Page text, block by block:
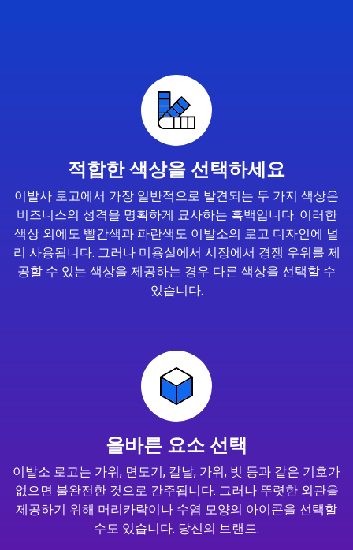
적합한 색상을 선택하세요
이발사 로고에서 가장 일반적으로 발견되는 두 가지 색상은
비즈니스의 성격을 명확하게 묘사하는 흑백입니다. 이러한
색상 외에도 빨간색과 파란색도 이발소의 로고 디자인에 널
리 사용됩니다. 그러나 미용실에서 시장에서 경쟁 우위를 제
공할 수 있는 색상을 제공하는 경우 다른 색상을 선택할 수
있습니다.
올바른 요소 선택
이발소 로고는 가위, 면도기, 칼날, 가위, 빗 등과 같은 기호가
없으면 불완전한 것으로 간주됩니다. 그러나 뚜렷한 외관을
제공하기 위해 머리카락이나 수염 모양의 아이콘을 선택할
수도 있습니다. 당신의 브랜드.